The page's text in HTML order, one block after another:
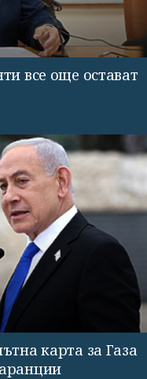
все още остават
карта за Газа